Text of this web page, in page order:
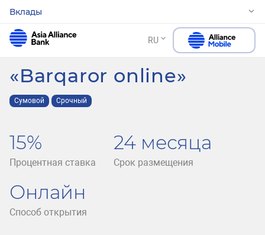
Вклады
RU
«Barqaror online»
Сумовой Срочный
15%
Процентная ставка
24 месяца
Срок размещения
Онлайн
Способ открытия